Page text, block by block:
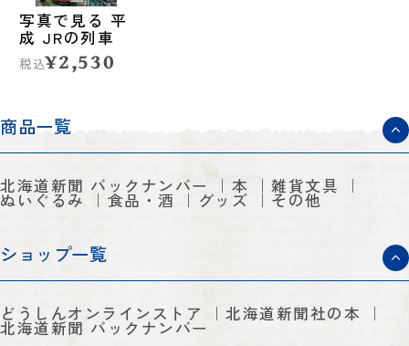
写真で見る 平
成 JRの列車
税込¥2,530
商品一覧
北海道新聞 バックナンバー 本 雑貨文具
ぬいぐるみ 食品・酒 グッズ その他
ショップ一覧
どうしんオンラインストア 北海道新聞社の本
北海道新聞 バックナンバー